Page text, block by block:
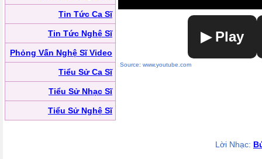
Tin Tức Ca Sĩ
Tin Tức Nghệ Sĩ
Phỏng Vấn Nghệ Sĩ Video
Tiểu Sử Ca Sĩ
Tiểu Sử Nhạc Sĩ
Tiểu Sử Nghệ Sĩ
▶ Play
Source: www.youtube.com
Lời Nhạc: